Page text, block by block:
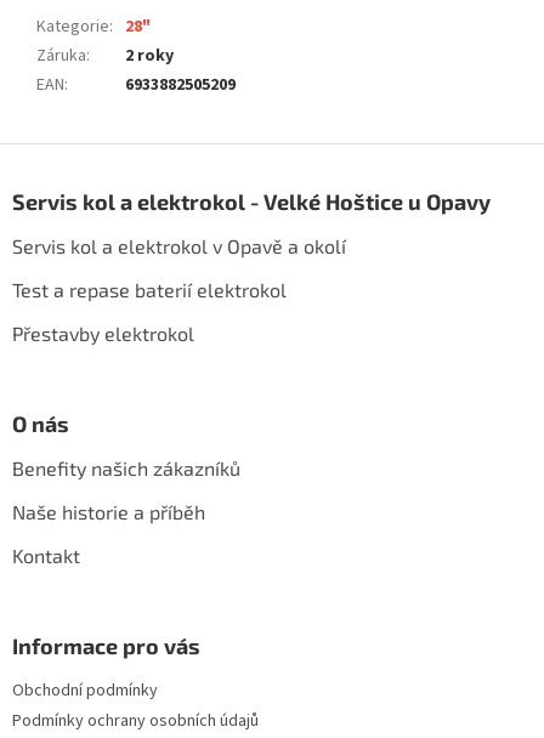
Kategorie: 28"
Záruka:
2 roky
EAN: 6933882505209
pServis kol a elektrokol - Velké Hoštice u Opavy
Servis kol a elektrokol v Opavě a okolí
Test a repase baterií elektrokol
Přestavby elektrokol
O nás
Benefity našich zákazníků
Naše historie a příběh
Kontakt
Informace pro vás
Obchodní podmínky
Podmínky ochrany osobních údajů